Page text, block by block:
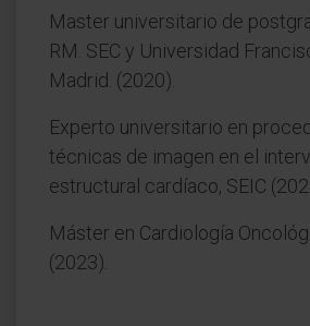
Master universitario de
RM. SEC y Universidad
Madrid. (2020).
Experto universitario en
técnicas de imagen en el
estructural cardíaco, SEIC
Máster en Cardiología
(2023).